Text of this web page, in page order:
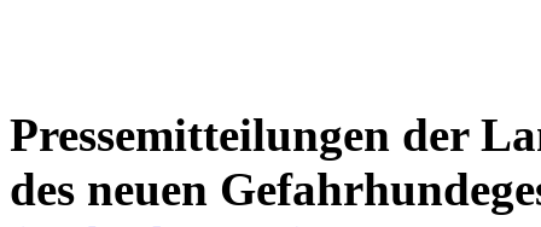
Pressemitteilungen der
des neuen